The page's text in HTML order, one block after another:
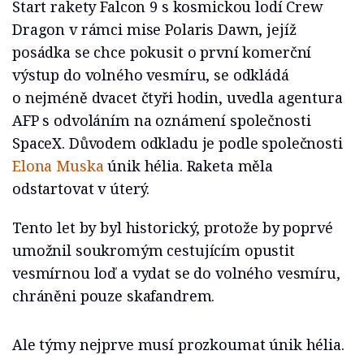
Start rakety Falcon 9 s kosmickou lodí Crew
Dragon v rámci mise Polaris Dawn, jejíž
posádka se chce pokusit o první komerční
výstup do volného vesmíru, se odkládá
o nejméně dvacet čtyři hodin, uvedla agentura
AFP s odvoláním na oznámení společnosti
SpaceX. Důvodem odkladu je podle společnosti
Elona Muskaúnik hélia. Raketa měla
odstartovat v úterý.
Tento let by byl historický, protože by poprvé
umožnil soukromým cestujícím opustit
vesmírnou loď a vydat se do volného vesmíru,
chráněni pouze skafandrem.
Ale týmy nejprve musí prozkoumat únik hélia.